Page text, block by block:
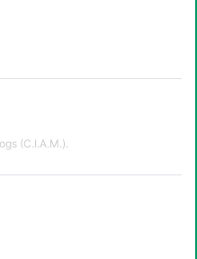
(C.I.A.M.).